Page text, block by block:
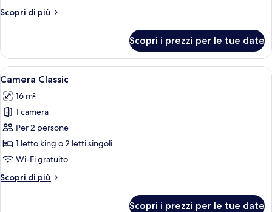
Scopri di più
Altri
familiare
Scopri i prezzi per le tue date
Apri
tutte
le
foto
per
Camera
Classic
Camera d'albergo con due letti, una
16
Camera Classic
16 m²
1 camera
Per 2 persone
1 letto king o 2 letti singoli
Wi-Fi gratuito
Scopri di più
Altri
Scopri i prezzi per le tue date